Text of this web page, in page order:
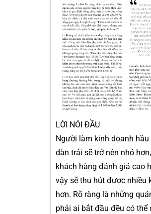
LỜI NÓI ĐẦU
Người làm kinh doanh
dàn trải sẽ trở nên nhỏ
khách hàng đánh giá cao
vậy sẽ thu hút được nhiều
hơn. Rõ ràng là những
phải ai bắt đầu đều có